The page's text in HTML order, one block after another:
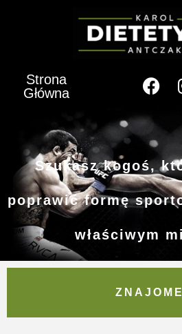
Strona
Główna
Szukasz kogoś,
poprawić formę
właściwym